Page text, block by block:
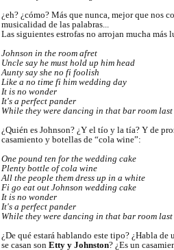
¿eh? ¿cómo? Más que nunca, mejor que nos
musicalidad de las palabras...
Las siguientes estrofas no arrojan mucha más
Johnson in the room afret
Uncle say he must hold up him head
Aunty say she no fi foolish
Like a no time fi him wedding day
It is no wonder
It's a perfect pander
While they were dancing in that bar room
¿Quién es Johnson? ¿Y el tío y la tía? Y de
casamiento y botellas de “cola wine”:
One pound ten for the wedding cake
Plenty bottle of cola wine
All the people them dress up in a white
Fi go eat out Johnson wedding cake
It is no wonder
It's a perfect pander
While they were dancing in that bar room
¿De qué estará hablando este tipo? ¿Habla de
se casan son Etty y Johnston? ¿Es un